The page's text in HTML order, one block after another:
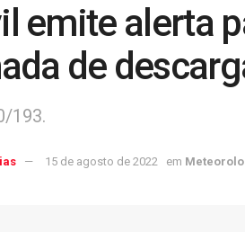
emite alerta
de
193.
15 de agosto de 2022 em